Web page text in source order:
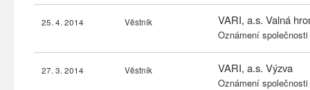
25. 4. 2014 Věstník VARI, a.s. Valná
Oznámení
27. 3. 2014 Věstník VARI, a.s. Výzva
Oznámení